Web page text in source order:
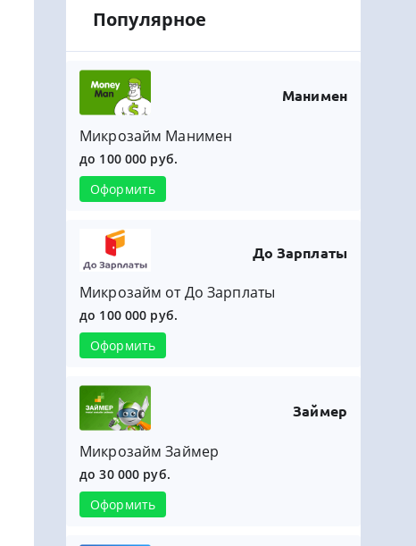
Популярное
Манимен
Микрозайм Манимен
до 100 000 руб.
Оформить
До Зарплаты
Микрозайм от До Зарплаты
до 100 000 руб.
Оформить
Займер
Микрозайм Займер
до 30 000 руб.
Оформить